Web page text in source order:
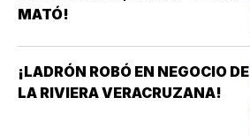
MATÓ!
¡LADRÓN ROBÓ EN NEGOCIO DE
LA RIVIERA VERACRUZANA!